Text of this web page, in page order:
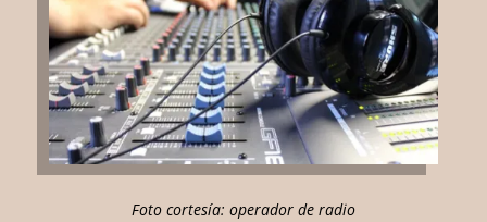
Foto cortesía: operador de radio